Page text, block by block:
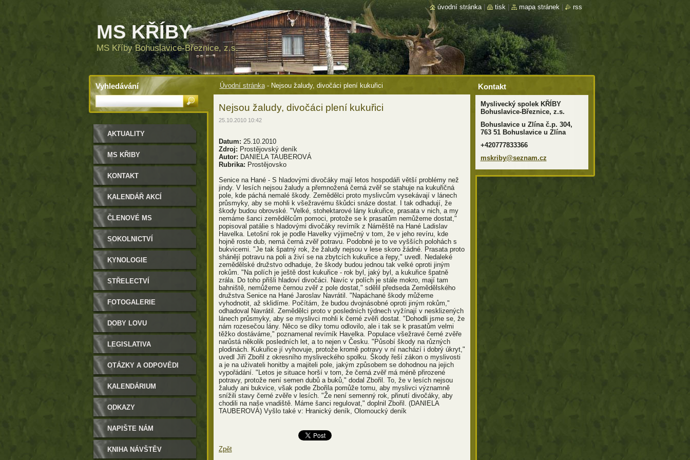
MS KŘÍBY
MS Kříby Bohuslavice-Březnice, z.s.
Úvodní stránka - Nejsou žaludy, divočáci plení kukuřici
Nejsou žaludy, divočáci plení kukuřici
25.10.2010 10:42
Datum: 25.10.2010
Zdroj: Prostějovský deník
Autor: DANIELA TAUBEROVÁ
Rubrika: Prostějovsko
Senice na Hané - S hladovými divočáky mají letos hospodáři větší problémy než
jindy. V lesích nejsou žaludy a přemnožená černá zvěř se stahuje na kukuřičná
pole, kde páchá nemalé škody. Zemědělci proto myslivcům vysekávají v lánech
průsmyky, aby se mohli k všežravému škůdci snáze dostat. I tak odhadují, že
škody budou obrovské. "Velké, stohektarové lány kukuřice, prasata v nich, a my
nemáme šanci zemědělcům pomoci, protože se k prasatům nemůžeme dostat,"
popisoval patálie s hladovými divočáky revírník z Náměště na Hané Ladislav
Havelka. Letošní rok je podle Havelky výjimečný v tom, že v jeho revíru, kde
hojně roste dub, nemá černá zvěř potravu. Podobné je to ve vyšších polohách s
bukvicemi. "Je tak špatný rok, že žaludy nejsou v lese skoro žádné. Prasata proto
shánějí potravu na poli a živí se na zbytcích kukuřice a řepy," uvedl. Nedaleké
zemědělské družstvo odhaduje, že škody budou jednou tak velké oproti jiným
rokům. "Na polích je ještě dost kukuřice - rok byl, jaký byl, a kukuřice špatně
zrála. Do toho přišli hladoví divočáci. Navíc v polích je stále mokro, mají tam
bahniště, nemůžeme černou zvěř z pole dostat," sdělil předseda Zemědělského
družstva Senice na Hané Jaroslav Navrátil. "Napáchané škody můžeme
vyhodnotit, až sklidíme. Počítám, že budou dvojnásobné oproti jiným rokům,"
odhadoval Navrátil. Zemědělci proto v posledních týdnech vyžínají v nesklizených
lánech průsmyky, aby se myslivci mohli k černé zvěři dostat. "Dohodli jsme se, že
nám rozesečou lány. Něco se díky tomu odlovilo, ale i tak se k prasatům velmi
těžko dostáváme," poznamenal revírník Havelka. Populace všežravé černé zvěře
narůstá několik posledních let, a to nejen v Česku. "Působí škody na různých
plodinách. Kukuřice jí vyhovuje, protože kromě potravy v ní nachází i dobrý úkryt,"
uvedl Jiří Zbořil z okresního mysliveckého spolku. Škody řeší zákon o myslivosti
a je na uživateli honitby a majiteli pole, jakým způsobem se dohodnou na jejich
vypořádání. "Letos je situace horší v tom, že černá zvěř má méně přirozené
potravy, protože není semen dubů a buků," dodal Zbořil. To, že v lesích nejsou
žaludy ani bukvice, však podle Zbořila pomůže tomu, aby myslivci významně
snížili stavy černé zvěře v lesích. "Že není semenný rok, přinutí divočáky, aby
chodili na naše vnadiště. Máme šanci regulovat," doplnil Zbořil. (DANIELA
TAUBEROVÁ) Vyšlo také v: Hranický deník, Olomoucký deník
Zpět
AKTUALITY
MS KŘIBY
KONTAKT
KALENDÁŘ AKCÍ
ČLENOVÉ MS
SOKOLNICTVÍ
KYNOLOGIE
STŘELECTVÍ
FOTOGALERIE
DOBY LOVU
LEGISLATIVA
OTÁZKY A ODPOVĚDI
KALENDÁRIUM
ODKAZY
NAPIŠTE NÁM
KNIHA NÁVŠTĚV
Kontakt
Myslivecký spolek KŘÍBY
Bohuslavice-Březnice, z.s.
Bohuslavice u Zlína č.p. 304,
763 51 Bohuslavice u Zlína
+420777833366
mskriby@seznam.cz
Vyhledávání
úvodní stránka tisk mapa stránek rss